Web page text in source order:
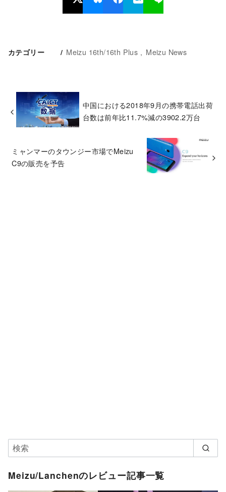
カテゴリー Meizu 16th/16th Plus Meizu News
中国における2018年9月の携帯電話出荷
台数は前年比11.7%減の3902.2万台
ミャンマーのタウンジー市場でMeizu
C9の販売を予告
Meizu/Lanchenのレビュー記事一覧